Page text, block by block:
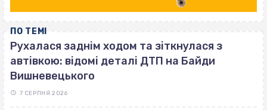
ПО ТЕМІ
Рухалася заднім ходом та зіткнулася з
автівкою: відомі деталі ДТП на Байди
Вишневецького
7 СЕРПНЯ 2026